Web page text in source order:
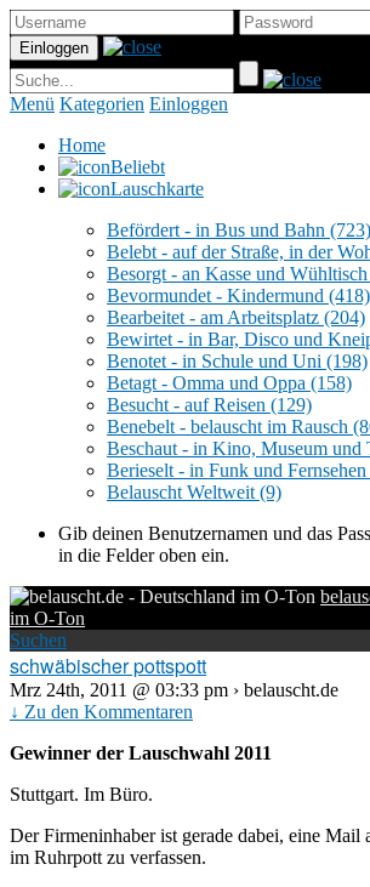
Menü Kategorien Einloggen
Home
Beliebt
Lauschkarte
Befördert - in Bus und Bahn (723)
Belebt - auf der Straße, in der
Besorgt - an Kasse und Wühltisch
Bevormundet - Kindermund (418)
Bearbeitet - am Arbeitsplatz (204)
Bewirtet - in Bar, Disco und
Benotet - in Schule und Uni (198)
Betagt - Omma und Oppa (158)
Besucht - auf Reisen (129)
Benebelt - belauscht im Rausch
Beschaut - in Kino, Museum und
Berieselt - in Funk und Fernsehen
Belauscht Weltweit (9)
Gib deinen Benutzernamen und das
in die Felder oben ein.
im O-Ton
Suchen
schwäbischer pottspott
Mrz 24th, 2011 @ 03:33 pm › belauscht.de
↓ Zu den Kommentaren
Gewinner der Lauschwahl 2011
Stuttgart. Im Büro.
Der Firmeninhaber ist gerade dabei, eine Mail
im Ruhrpott zu verfassen.